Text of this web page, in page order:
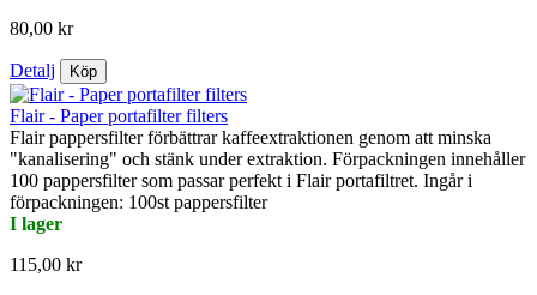
80,00 kr
Detalj Köp
Flair - Paper portafilter filters
Flair pappersfilter förbättrar kaffeextraktionen genom att minska
"kanalisering" och stänk under extraktion. Förpackningen innehåller
100 pappersfilter som passar perfekt i Flair portafiltret. Ingår i
förpackningen: 100st pappersfilter
I lager
115,00 kr